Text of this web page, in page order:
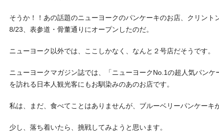
そうか！！あの話題のニューヨークのパンケーキのお店、クリント
8/23、表参道・骨董通りにオープンしたのだ。
ニューヨーク以外では、ここしかなく、なんと２号店だそうです。
ニューヨークマガジン誌では、「ニューヨークNo.1の超人気パン
を訪れる日本人観光客にもお馴染みのあのお店です。
私は、まだ、食べてことはありませんが、ブルーベリーパンケーキ
少し、落ち着いたら、挑戦してみようと思います。